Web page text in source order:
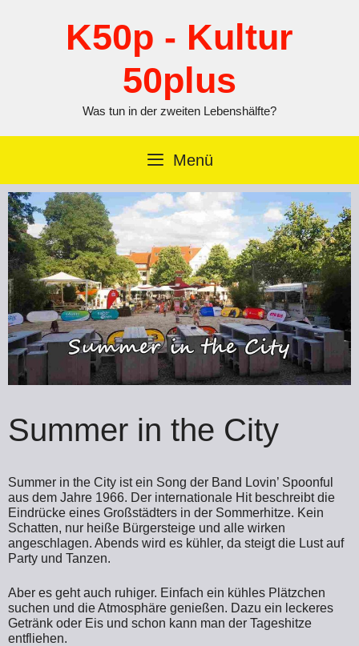
K50p - Kultur
50plus
Was tun in der zweiten Lebenshälfte?
Menü
Summer in the City
Summer in the City ist ein Song der Band Lovin’ Spoonful
aus dem Jahre 1966. Der internationale Hit beschreibt die
Eindrücke eines Großstädters in der Sommerhitze. Kein
Schatten, nur heiße Bürgersteige und alle wirken
angeschlagen. Abends wird es kühler, da steigt die Lust auf
Party und Tanzen.
Aber es geht auch ruhiger. Einfach ein kühles Plätzchen
suchen und die Atmosphäre genießen. Dazu ein leckeres
Getränk oder Eis und schon kann man der Tageshitze
entfliehen.